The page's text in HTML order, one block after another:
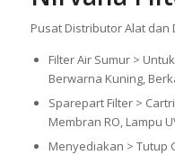
Pusat Distributor Alat dan
Filter Air Sumur >
Berwarna Kuning,
Sparepart Filter >
Membran RO, Lampu
Menyediakan > Tutup